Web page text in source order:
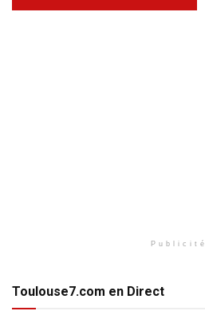
Publicité
Toulouse7.com en Direct